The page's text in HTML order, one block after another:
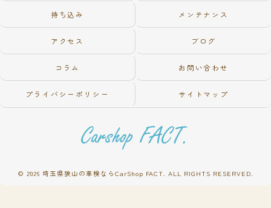
持ち込み メンテナンス
アクセス ブログ
コラム お問い合わせ
プライバシーポリシー サイトマップ
© 2026 埼玉県狭山の車検ならCarShop FACT. ALL RIGHTS RESERVED.